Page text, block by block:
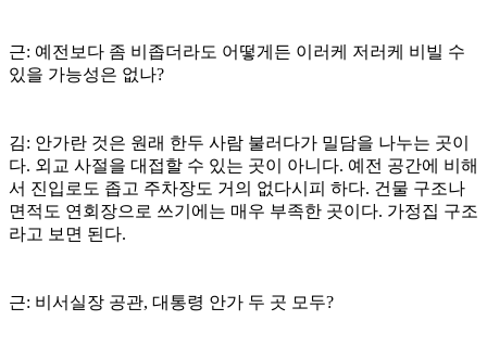
근: 예전보다 좀 비좁더라도 어떻게든 이러케 저러케 비빌 수
있을 가능성은 없나?
김: 안가란 것은 원래 한두 사람 불러다가 밀담을 나누는 곳이
다. 외교 사절을 대접할 수 있는 곳이 아니다. 예전 공간에 비해
서 진입로도 좁고 주차장도 거의 없다시피 하다. 건물 구조나
면적도 연회장으로 쓰기에는 매우 부족한 곳이다. 가정집 구조
라고 보면 된다.
근: 비서실장 공관, 대통령 안가 두 곳 모두?